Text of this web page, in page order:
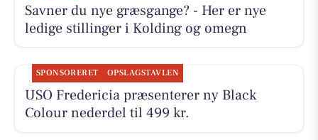
Savner du nye græsgange? - Her er nye
ledige stillinger i Kolding og omegn
SPONSORERET OPSLAGSTAVLEN
USO Fredericia præsenterer ny Black
Colour nederdel til 499 kr.